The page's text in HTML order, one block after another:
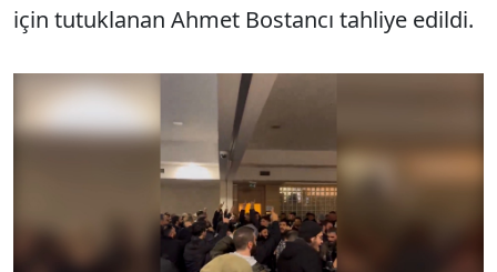
için tutuklanan Ahmet Bostancı tahliye edildi.